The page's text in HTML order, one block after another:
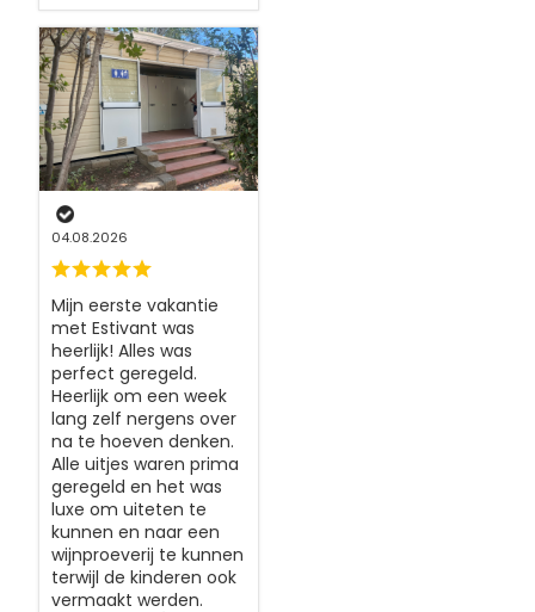
04.08.2026
Mijn eerste vakantie
met Estivant was
heerlijk! Alles was
perfect geregeld.
Heerlijk om een week
lang zelf nergens over
na te hoeven denken.
Alle uitjes waren prima
geregeld en het was
luxe om uiteten te
kunnen en naar een
wijnproeverij te kunnen
terwijl de kinderen ook
vermaakt werden.